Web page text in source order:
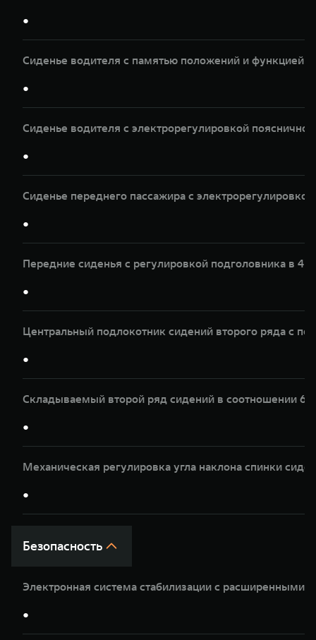
●
Сиденье водителя с памятью положений и функцией
●
Сиденье водителя с электрорегулировкой
●
Сиденье переднего пассажира с
●
Передние сиденья с регулировкой подголовника в 4
●
Центральный подлокотник сидений второго ряда с
●
Складываемый второй ряд сидений в соотношении
●
Механическая регулировка угла наклона спинки
●
Безопасность
Электронная система стабилизации с расширенными
●